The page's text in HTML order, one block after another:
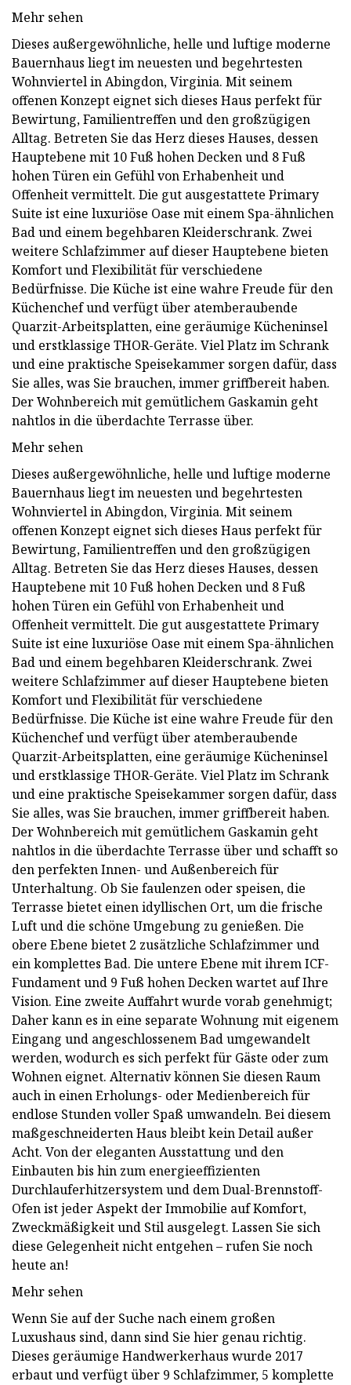
Mehr sehen
Dieses außergewöhnliche, helle und luftige moderne
Bauernhaus liegt im neuesten und begehrtesten
Wohnviertel in Abingdon, Virginia. Mit seinem
offenen Konzept eignet sich dieses Haus perfekt für
Bewirtung, Familientreffen und den großzügigen
Alltag. Betreten Sie das Herz dieses Hauses, dessen
Hauptebene mit 10 Fuß hohen Decken und 8 Fuß
hohen Türen ein Gefühl von Erhabenheit und
Offenheit vermittelt. Die gut ausgestattete Primary
Suite ist eine luxuriöse Oase mit einem Spa-ähnlichen
Bad und einem begehbaren Kleiderschrank. Zwei
weitere Schlafzimmer auf dieser Hauptebene bieten
Komfort und Flexibilität für verschiedene
Bedürfnisse. Die Küche ist eine wahre Freude für den
Küchenchef und verfügt über atemberaubende
Quarzit-Arbeitsplatten, eine geräumige Kücheninsel
und erstklassige THOR-Geräte. Viel Platz im Schrank
und eine praktische Speisekammer sorgen dafür, dass
Sie alles, was Sie brauchen, immer griffbereit haben.
Der Wohnbereich mit gemütlichem Gaskamin geht
nahtlos in die überdachte Terrasse über.
Mehr sehen
Dieses außergewöhnliche, helle und luftige moderne
Bauernhaus liegt im neuesten und begehrtesten
Wohnviertel in Abingdon, Virginia. Mit seinem
offenen Konzept eignet sich dieses Haus perfekt für
Bewirtung, Familientreffen und den großzügigen
Alltag. Betreten Sie das Herz dieses Hauses, dessen
Hauptebene mit 10 Fuß hohen Decken und 8 Fuß
hohen Türen ein Gefühl von Erhabenheit und
Offenheit vermittelt. Die gut ausgestattete Primary
Suite ist eine luxuriöse Oase mit einem Spa-ähnlichen
Bad und einem begehbaren Kleiderschrank. Zwei
weitere Schlafzimmer auf dieser Hauptebene bieten
Komfort und Flexibilität für verschiedene
Bedürfnisse. Die Küche ist eine wahre Freude für den
Küchenchef und verfügt über atemberaubende
Quarzit-Arbeitsplatten, eine geräumige Kücheninsel
und erstklassige THOR-Geräte. Viel Platz im Schrank
und eine praktische Speisekammer sorgen dafür, dass
Sie alles, was Sie brauchen, immer griffbereit haben.
Der Wohnbereich mit gemütlichem Gaskamin geht
nahtlos in die überdachte Terrasse über und schafft so
den perfekten Innen- und Außenbereich für
Unterhaltung. Ob Sie faulenzen oder speisen, die
Terrasse bietet einen idyllischen Ort, um die frische
Luft und die schöne Umgebung zu genießen. Die
obere Ebene bietet 2 zusätzliche Schlafzimmer und
ein komplettes Bad. Die untere Ebene mit ihrem ICF-
Fundament und 9 Fuß hohen Decken wartet auf Ihre
Vision. Eine zweite Auffahrt wurde vorab genehmigt;
Daher kann es in eine separate Wohnung mit eigenem
Eingang und angeschlossenem Bad umgewandelt
werden, wodurch es sich perfekt für Gäste oder zum
Wohnen eignet. Alternativ können Sie diesen Raum
auch in einen Erholungs- oder Medienbereich für
endlose Stunden voller Spaß umwandeln. Bei diesem
maßgeschneiderten Haus bleibt kein Detail außer
Acht. Von der eleganten Ausstattung und den
Einbauten bis hin zum energieeffizienten
Durchlauferhitzersystem und dem Dual-Brennstoff-
Ofen ist jeder Aspekt der Immobilie auf Komfort,
Zweckmäßigkeit und Stil ausgelegt. Lassen Sie sich
diese Gelegenheit nicht entgehen – rufen Sie noch
heute an!
Mehr sehen
Wenn Sie auf der Suche nach einem großen
Luxushaus sind, dann sind Sie hier genau richtig.
Dieses geräumige Handwerkerhaus wurde 2017
erbaut und verfügt über 9 Schlafzimmer, 5 komplette